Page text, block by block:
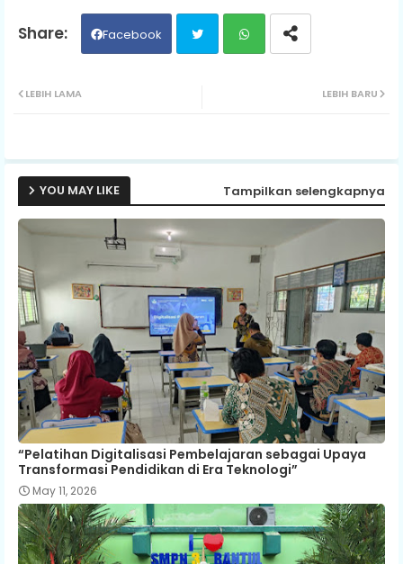
Facebook
ap
p
LEBIH BARU
LEBIH LAMA
YOU MAY LIKE Tampilkan selengkapnya
“Pelatihan Digitalisasi Pembelajaran sebagai Upaya
Transformasi Pendidikan di Era Teknologi”
May 11, 2026